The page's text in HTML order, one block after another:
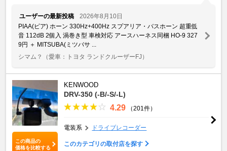
ユーザーの最新投稿
2026年8月10日
PIAA(ピア) ホーン 330Hz+400Hz スプアリア・バスホーン 超重低
音 112dB 2個入 渦巻き型 車検対応 アースハーネス同梱 HO-9 327
9円 ＋ MITSUBA(ミツバサ ...
シマム？
（愛車：トヨタ ランドクルーザーFJ）
この商品の
価格を比較する
KENWOOD
DRV-350 (-B/-S/-L)
4.29 （201件）
電装系 ドライブレコーダー
このカテゴリの取付店を探す